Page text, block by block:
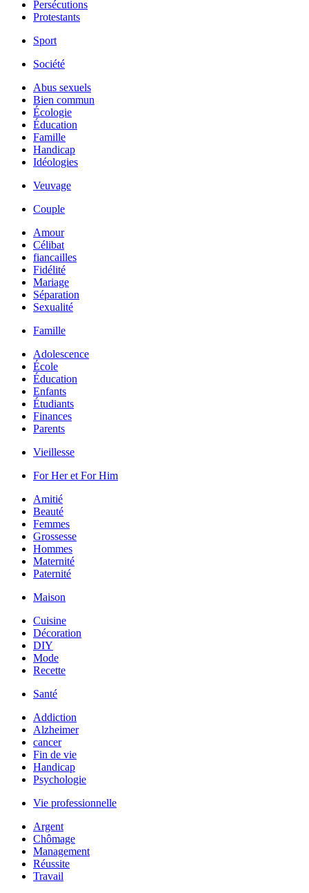
Persécutions
Protestants
Sport
Société
Abus sexuels
Bien commun
Écologie
Éducation
Famille
Handicap
Idéologies
Veuvage
Couple
Amour
Célibat
fiancailles
Fidélité
Mariage
Séparation
Sexualité
Famille
Adolescence
École
Éducation
Enfants
Étudiants
Finances
Parents
Vieillesse
For Her et For Him
Amitié
Beauté
Femmes
Grossesse
Hommes
Maternité
Paternité
Maison
Cuisine
Décoration
DIY
Mode
Recette
Santé
Addiction
Alzheimer
cancer
Fin de vie
Handicap
Psychologie
Vie professionnelle
Argent
Chômage
Management
Réussite
Travail